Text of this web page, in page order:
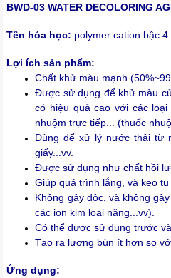
BWD-03 WATER DECOLORING
Tên hóa học: polymer cation bậc 4
Lợi ích sản phẩm:
Chất khử màu mạnh
Được sử dụng để khử màu
có hiệu quả cao với các
nhuộm trực tiếp... (thuốc
Dùng để xử lý nước thải từ
giấy...vv.
Được sử dụng như chất hồi
Giúp quá trình lắng, và keo
Không gây độc, và không
các ion kim loại nặng...vv).
Có thể được sử dụng trước
Tạo ra lượng bùn ít hơn so
Ứng dụng: